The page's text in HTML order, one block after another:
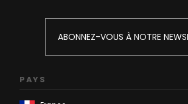
ABONNEZ-VOUS À NOTRE
PAYS